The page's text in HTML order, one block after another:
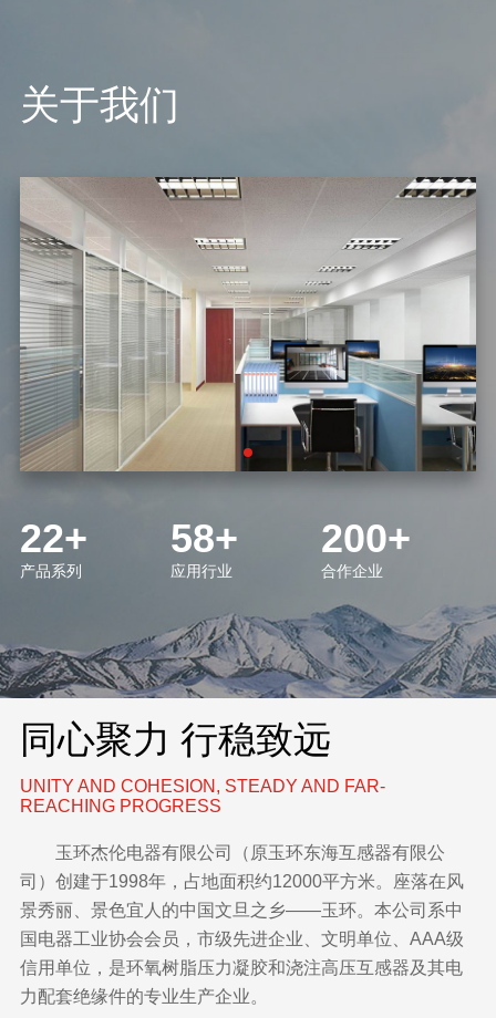
关于我们
22+
产品系列
58+
应用行业
200+
合作企业
同心聚力 行稳致远
UNITY AND COHESION, STEADY AND FAR-
REACHING PROGRESS
玉环杰伦电器有限公司（原玉环东海互感器有限公
司）创建于1998年，占地面积约12000平方米。座落在风
景秀丽、景色宜人的中国文旦之乡——玉环。本公司系中
国电器工业协会会员，市级先进企业、文明单位、AAA级
信用单位，是环氧树脂压力凝胶和浇注高压互感器及其电
力配套绝缘件的专业生产企业。